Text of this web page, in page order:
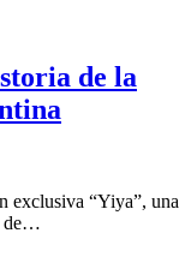
de la
exclusiva “Yiya”, una
de…